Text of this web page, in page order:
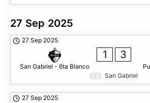
27 Sep 2025
27 Sep 2025
San Gabriel - 6ta Blanco
1 3
San Gabriel
27 Sep 2025